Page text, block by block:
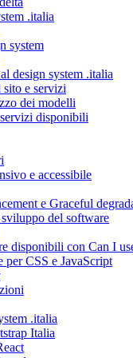
.italia
system
design system .italia
e servizi
dei modelli
disponibili
e accessibile
e Graceful
del software
disponibili con Can I
per CSS e JavaScript
.italia
Italia